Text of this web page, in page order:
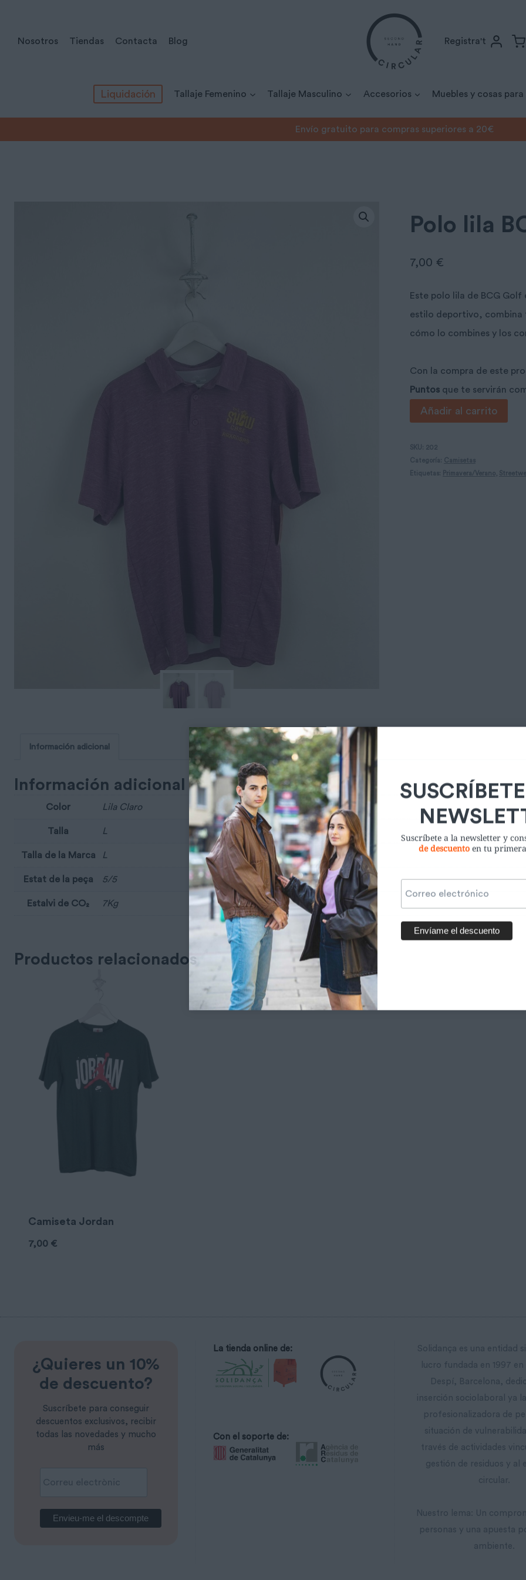
contenido
Nosotros Tiendas Contacta Blog Registra't
Liquidación Tallaje Femenino Tallaje Masculino Accesorios Muebles y cosas
Envío gratuito para compras superiores a 20€
Polo lila
7,00 €
Este polo lila de BCG
estilo deportivo, combina
cómo lo combines y los
Con la compra de este
Puntos que te servirán
Polo
BCG
Golf
Añadir al carrito
SKU: 202
Categoría:
Camisetas
Etiquetas:
Primavera/Verano,
Información adicional
Información adicional
Color Lila Claro
Talla L
Talla de la Marca L
Estat de la peça 5/5
Estalvi de CO₂ 7Kg
Productos relacionados
Camiseta Jordan
7,00 €
¿Quieres un 10%
de descuento?
Suscríbete para conseguir
descuentos exclusivos, recibir
todas las novedades y mucho
más
La tienda online de:
Con el soporte de:
Solidança es una entidad
lucro fundada en 1997
Despí, Barcelona,
inserción sociolaboral ya
profesionalizadora de
situación de
través de actividades
gestión de residuos y al
circular.
Nuestro lema: Un
personas y una apuesta
ambiente.
de descuentoen tu